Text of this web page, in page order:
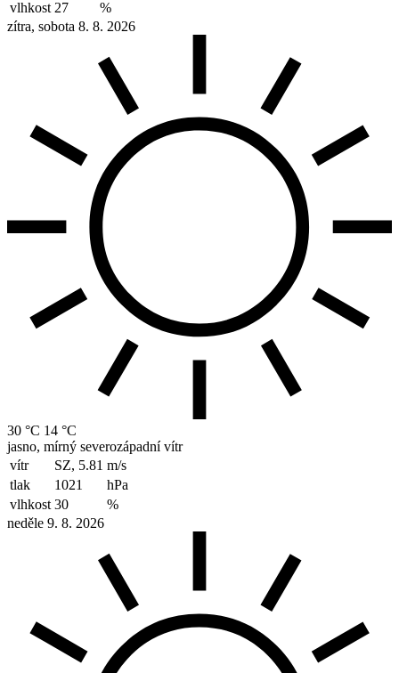
vlhkost 27
%
zítra, sobota 8. 8. 2026
30 °C 14 °C
jasno, mírný severozápadní vítr
vítr
SZ, 5.81 m/s
tlak
1021
hPa
vlhkost 30
%
neděle 9. 8. 2026